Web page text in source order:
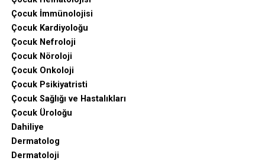
Çocuk İmmünolojisi
Çocuk Kardiyoloğu
Çocuk Nefroloji
Çocuk Nöroloji
Çocuk Onkoloji
Çocuk Psikiyatristi
Çocuk Sağlığı ve Hastalıkları
Çocuk Üroloğu
Dahiliye
Dermatolog
Dermatoloji